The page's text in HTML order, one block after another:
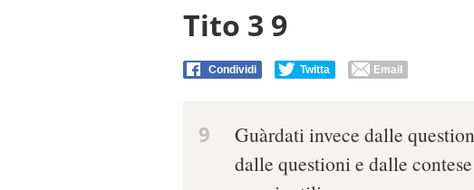
Tito 3 9
Condividi Twitta Email
9
Guàrdati invece dalle
dalle questioni e dalle